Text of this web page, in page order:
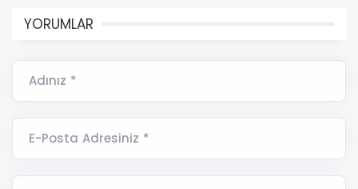
YORUMLAR
Adınız *
E-Posta Adresiniz *